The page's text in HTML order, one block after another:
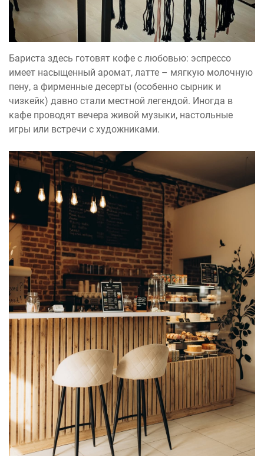
Бариста здесь готовят кофе с любовью: эспрессо
имеет насыщенный аромат, латте – мягкую молочную
пену, а фирменные десерты (особенно сырник и
чизкейк) давно стали местной легендой. Иногда в
кафе проводят вечера живой музыки, настольные
игры или встречи с художниками.